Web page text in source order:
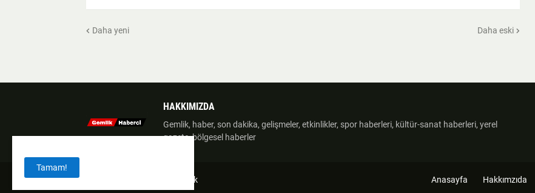
Daha yeni Daha eski
HAKKIMIZDA
Gemlik, haber, son dakika, gelişmeler, etkinlikler, spor haberleri, kültür-sanat haberleri, yerel
gazete, bölgesel haberler
Gemlik temizlik Anasayfa Hakkımzıda
Tamam!